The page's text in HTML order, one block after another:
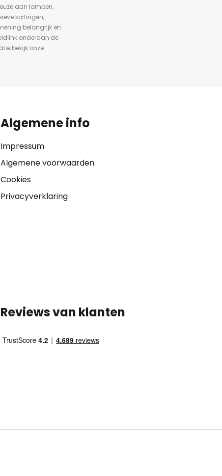
aan lampen,
kortingen,
belangrijk en
onderaan de
bekijk onze
Algemene info
Impressum
Algemene voorwaarden
Cookies
Privacyverklaring
Reviews van klanten